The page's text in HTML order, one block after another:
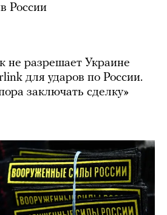
России
не разрешает Украине
для ударов по России.
заключать сделку»